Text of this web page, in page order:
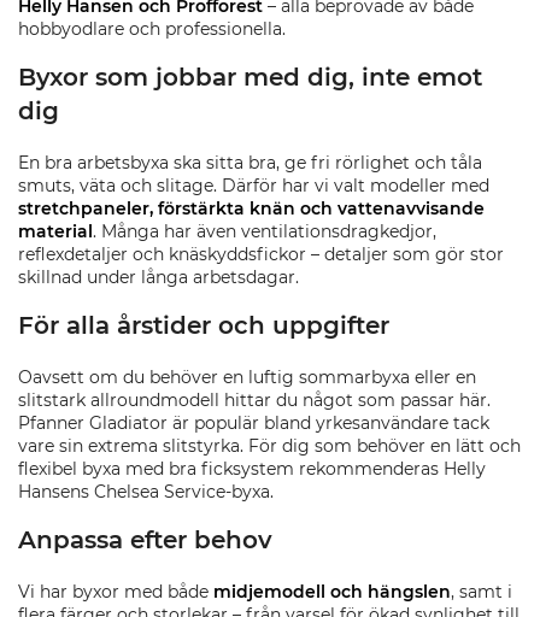
Helly Hansen och Profforest – alla beprövade av både
hobbyodlare och professionella.
Byxor som jobbar med dig, inte emot
dig
En bra arbetsbyxa ska sitta bra, ge fri rörlighet och tåla
smuts, väta och slitage. Därför har vi valt modeller med
stretchpaneler, förstärkta knän och vattenavvisande
material. Många har även ventilationsdragkedjor,
reflexdetaljer och knäskyddsfickor – detaljer som gör stor
skillnad under långa arbetsdagar.
För alla årstider och uppgifter
Oavsett om du behöver en luftig sommarbyxa eller en
slitstark allroundmodell hittar du något som passar här.
Pfanner Gladiator är populär bland yrkesanvändare tack
vare sin extrema slitstyrka. För dig som behöver en lätt och
flexibel byxa med bra ficksystem rekommenderas Helly
Hansens Chelsea Service-byxa.
Anpassa efter behov
Vi har byxor med både midjemodell och hängslen, samt i